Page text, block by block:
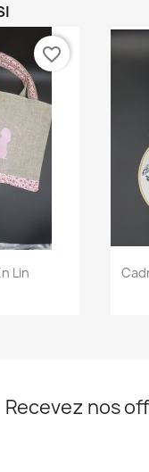
Lin
favorite_border
Recevez nos